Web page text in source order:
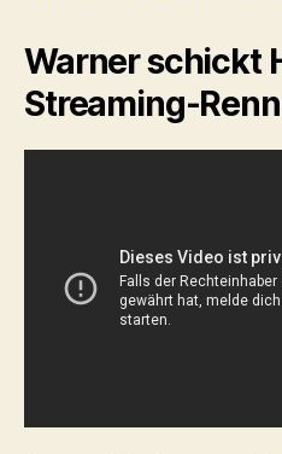
Warner schickt
Streaming-